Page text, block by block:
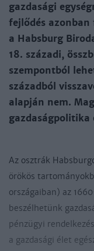
gazdasági
fejlődés
a Habsburg
18. századi,
szempontból
századból
alapján nem.
Az osztrák
örökös
országaiban) az
beszélhetünk
pénzügyi
a gazdasági élet